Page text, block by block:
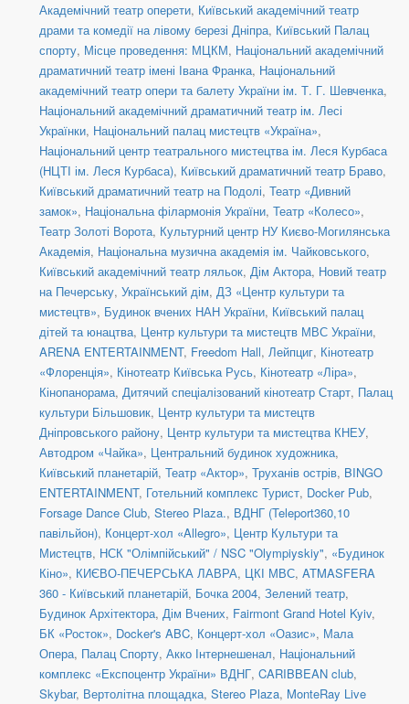
Академічний театр оперети, Київський академічний театр
драми та комедії на лівому березі Дніпра, Київський Палац
спорту, Місце проведення: МЦКМ, Національний академічний
драматичний театр імені Івана Франка, Національний
академічний театр опери та балету України ім. Т. Г. Шевченка,
Національний академічний драматичний театр ім. Лесі
Українки, Національний палац мистецтв «Україна»,
Національний центр театрального мистецтва ім. Леся Курбаса
(НЦТІ ім. Леся Курбаса), Київський драматичний театр Браво,
Київський драматичний театр на Подолі, Театр «Дивний
замок», Національна філармонія України, Театр «Колесо»,
Театр Золоті Ворота, Культурний центр НУ Києво-Могилянська
Академія, Національна музична академія ім. Чайковського,
Київський академічний театр ляльок, Дім Актора, Новий театр
на Печерську, Український дім, ДЗ «Центр культури та
мистецтв», Будинок вчених НАН України, Київський палац
дітей та юнацтва, Центр культури та мистецтв МВС України,
ARENA ENTERTAINMENT, Freedom Hall, Лейпциг, Кінотеатр
«Флоренція», Кінотеатр Київська Русь, Кінотеатр «Ліра»,
Кінопанорама, Дитячий спеціалізований кінотеатр Старт, Палац
культури Більшовик, Центр культури та мистецтв
Дніпровського району, Центр культури та мистецтва КНЕУ,
Автодром «Чайка», Центральний будинок художника,
Київський планетарій, Театр «Актор», Труханів острів, BINGO
ENTERTAINMENT, Готельний комплекс Турист, Docker Pub,
Forsage Dance Club, Stereo Plaza., ВДНГ (Teleport360,10
павільйон), Концерт-хол «Allegro», Центр Культури та
Мистецтв, НСК "Олімпійський" / NSC "Olympiyskiy", «Будинок
Кіно», КИЄВО-ПЕЧЕРСЬКА ЛАВРА, ЦКІ МВС, ATMASFERA
360 - Київський планетарій, Бочка 2004, Зелений театр,
Будинок Архітектора, Дім Вчених, Fairmont Grand Hotel Kyiv,
БК «Росток», Docker's ABC, Концерт-хол «Оазис», Мала
Опера, Палац Спорту, Акко Інтернешенал, Національний
комплекс «Експоцентр України» ВДНГ, CARIBBEAN club,
Skybar, Вертолітна площадка, Stereo Plaza, MonteRay Live